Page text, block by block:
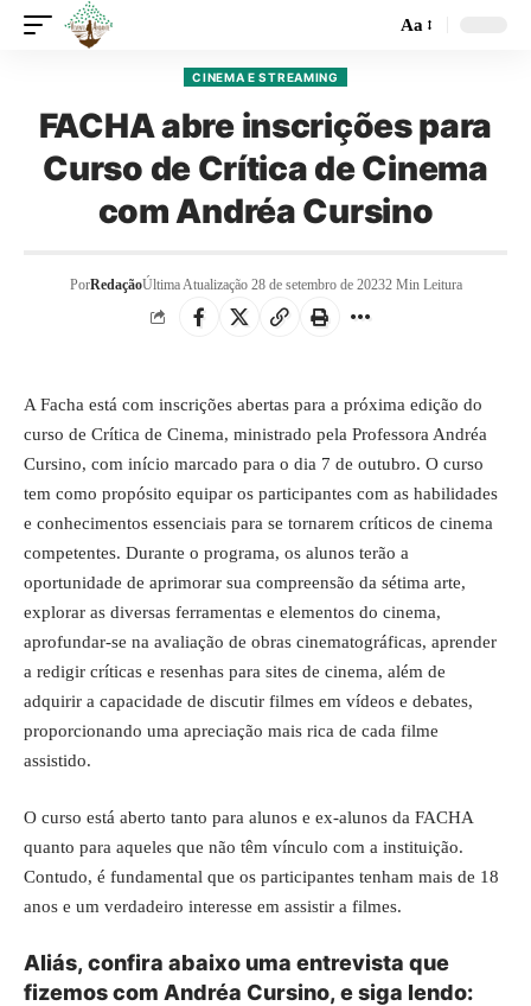
Aa
CINEMA E STREAMING
FACHA abre inscrições para
Curso de Crítica de Cinema
com Andréa Cursino
PorRedaçãoÚltima Atualização 28 de setembro de 20232 Min Leitura
A Facha está com inscrições abertas para a próxima edição do
curso de Crítica de Cinema, ministrado pela Professora Andréa
Cursino, com início marcado para o dia 7 de outubro. O curso
tem como propósito equipar os participantes com as habilidades
e conhecimentos essenciais para se tornarem críticos de cinema
competentes. Durante o programa, os alunos terão a
oportunidade de aprimorar sua compreensão da sétima arte,
explorar as diversas ferramentas e elementos do cinema,
aprofundar-se na avaliação de obras cinematográficas, aprender
a redigir críticas e resenhas para sites de cinema, além de
adquirir a capacidade de discutir filmes em vídeos e debates,
proporcionando uma apreciação mais rica de cada filme
assistido.
O curso está aberto tanto para alunos e ex-alunos da FACHA
quanto para aqueles que não têm vínculo com a instituição.
Contudo, é fundamental que os participantes tenham mais de 18
anos e um verdadeiro interesse em assistir a filmes.
Aliás, confira abaixo uma entrevista que
fizemos com Andréa Cursino, e siga lendo: